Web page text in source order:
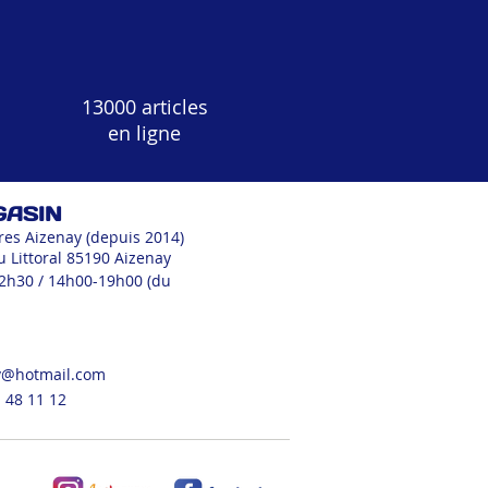
13000 articles
en ligne
Aizenay (depuis 2014)
Littoral 85190 Aizenay
/ 14h00-19h00 (du
48 11 12